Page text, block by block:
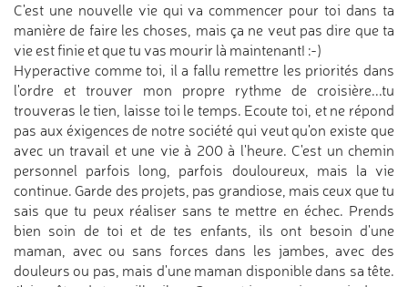
C'est une nouvelle vie qui va commencer pour toi dans ta
manière de faire les choses, mais ça ne veut pas dire que ta
vie est finie et que tu vas mourir là maintenant! :-)
Hyperactive comme toi, il a fallu remettre les priorités dans
l'ordre et trouver mon propre rythme de croisière...tu
trouveras le tien, laisse toi le temps. Ecoute toi, et ne répond
pas aux éxigences de notre société qui veut qu'on existe que
avec un travail et une vie à 200 à l'heure. C'est un chemin
personnel parfois long, parfois douloureux, mais la vie
continue. Garde des projets, pas grandiose, mais ceux que tu
sais que tu peux réaliser sans te mettre en échec. Prends
bien soin de toi et de tes enfants, ils ont besoin d'une
maman, avec ou sans forces dans les jambes, avec des
douleurs ou pas, mais d'une maman disponible dans sa tête.